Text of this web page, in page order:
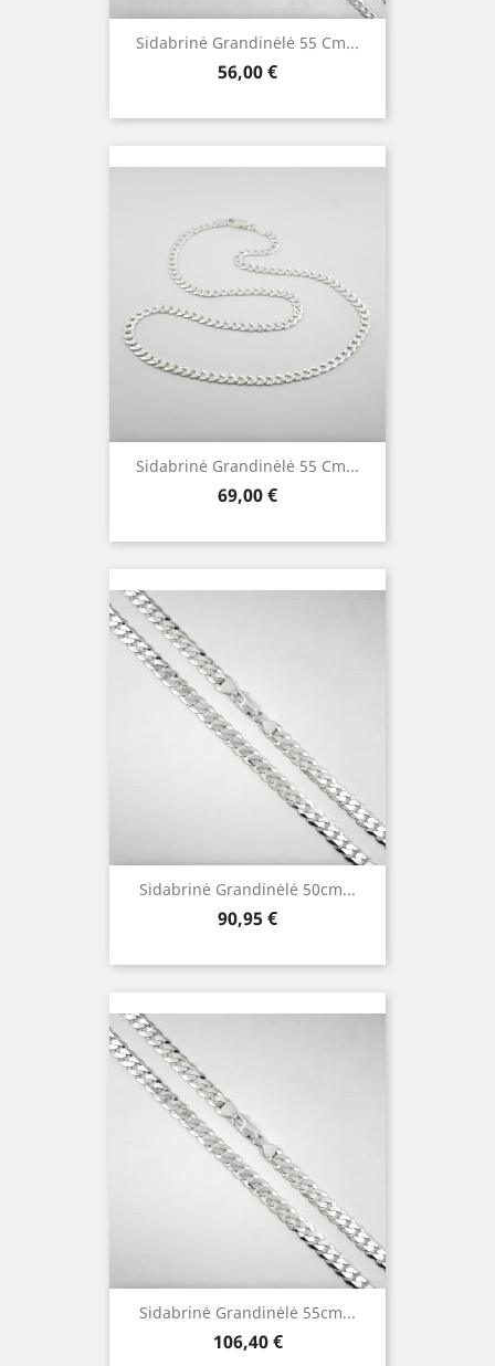
Sidabrinė Grandinėlė 55 Cm...
Kaina
56,00 €
Sidabrinė Grandinėlė 55 Cm...
Kaina
69,00 €
Sidabrinė Grandinėlė 50cm...
Kaina
90,95 €
Sidabrinė Grandinėlė 55cm...
Kaina
106,40 €